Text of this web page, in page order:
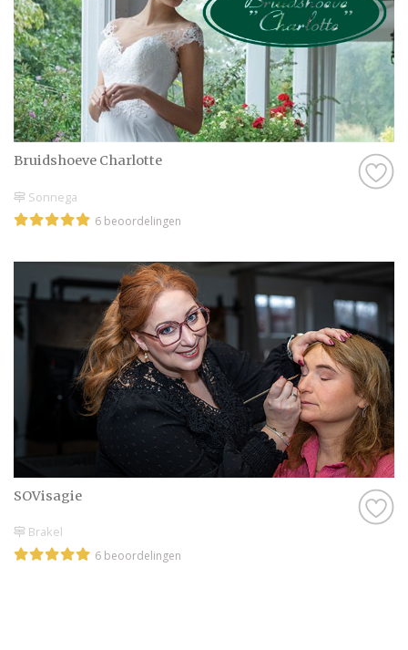
Bruidshoeve Charlotte
Sonnega
6 beoordelingen
SOVisagie
Brakel
6 beoordelingen